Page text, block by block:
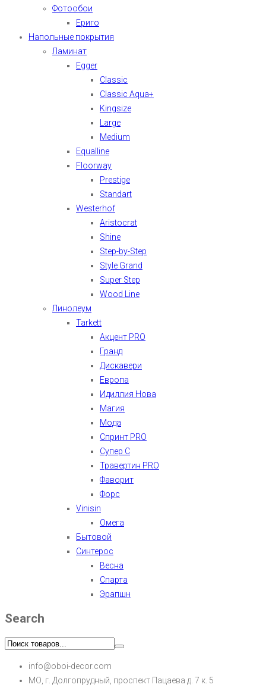
Фотообои
Ериго
Напольные покрытия
Ламинат
Egger
Classic
Classic Aqua+
Kingsize
Large
Medium
Equalline
Floorway
Prestige
Standart
Westerhof
Aristocrat
Shine
Step-by-Step
Style Grand
Super Step
Wood Line
Линолеум
Tarkett
Акцент PRO
Гранд
Дискавери
Европа
Идиллия Нова
Магия
Мода
Спринт PRO
Супер С
Травертин PRO
Фаворит
Форс
Vinisin
Омега
Бытовой
Синтерос
Весна
Спарта
Эрапшн
Search
info@oboi-decor.com
МО, г. Долгопрудный, проспект Пацаева д. 7 к. 5